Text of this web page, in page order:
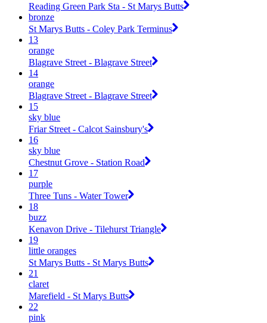
Reading Green Park Sta - St Marys Butts
bronze
St Marys Butts - Coley Park Terminus
13
orange
Blagrave Street - Blagrave Street
14
orange
Blagrave Street - Blagrave Street
15
sky blue
Friar Street - Calcot Sainsbury's
16
sky blue
Chestnut Grove - Station Road
17
purple
Three Tuns - Water Tower
18
buzz
Kenavon Drive - Tilehurst Triangle
19
little oranges
St Marys Butts - St Marys Butts
21
claret
Marefield - St Marys Butts
22
pink